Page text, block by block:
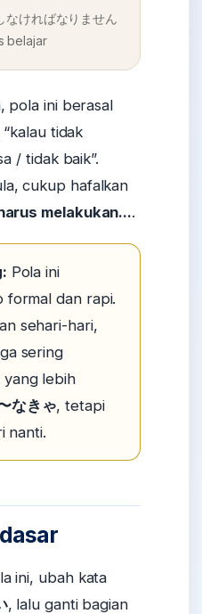
ければなりません
belajar
pola ini berasal
tidak
/ tidak baik”.
cukup hafalkan
melakukan....
Pola ini
dan rapi.
sehari-hari,
sering
yang lebih
なきゃ, tetapi
nanti.
ini, ubah kata
, lalu ganti bagian